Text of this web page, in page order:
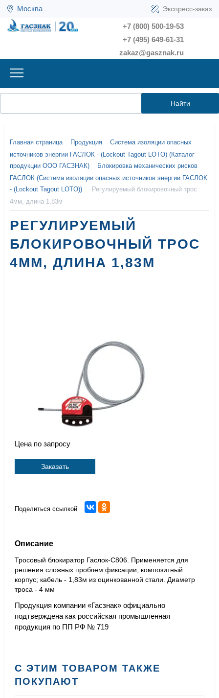
Москва Экспресс-заказ
+7 (800) 500-19-53
+7 (495) 649-61-31
zakaz@gasznak.ru
Найти
Главная страница Продукция
Система изоляции опасных
источников энергии ГАСЛОК - (Lockout Tagout LOTO) (Каталог
продукции ООО ГАСЗНАК)
Блокировка механических рисков
ГАСЛОК (Система изоляции опасных источников энергии ГАСЛОК
- (Lockout Tagout LOTO))
Регулируемый блокировочный трос
4мм, длина 1,83м
РЕГУЛИРУЕМЫЙ
БЛОКИРОВОЧНЫЙ ТРОС
4ММ, ДЛИНА 1,83М
Цена по запросу
Заказать
Поделиться ссылкой
Описание
Тросовый блокиратор Гаслок-С806. Применяется для
решения сложных проблем фиксации; композитный
корпус; кабель - 1,83м из оцинкованной стали. Диаметр
троса - 4 мм
Продукция компании «Гасзнак» официально
подтверждена как российская промышленная
продукция по ПП РФ № 719
С ЭТИМ ТОВАРОМ ТАКЖЕ
ПОКУПАЮТ